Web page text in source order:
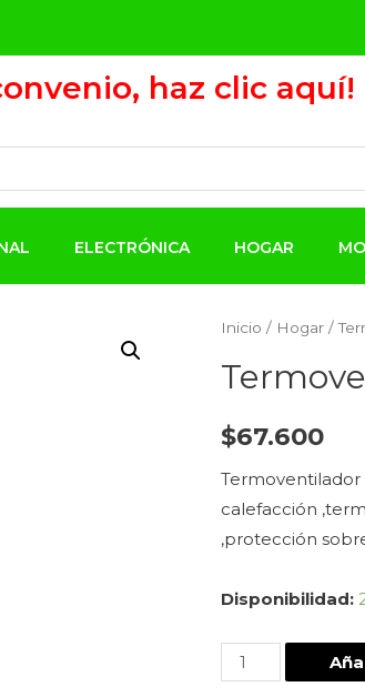
haz clic aquí!
ELECTRÓNICA HOGAR
Inicio / Hogar /
$67.600
Termoventilador
calefacción
,protección
Disponibilidad: